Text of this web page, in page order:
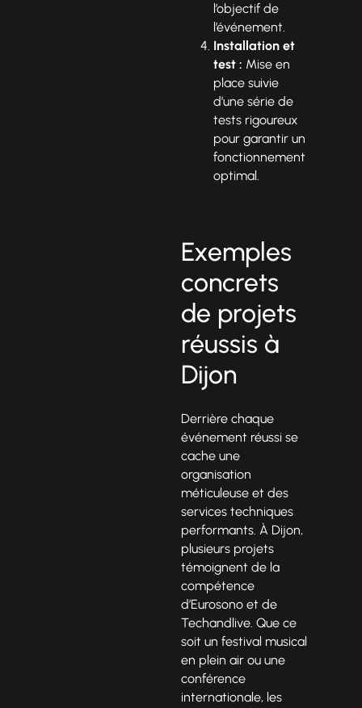
l’objectif de
l’événement.
Installation et
test : Mise en
place suivie
d’une série de
tests rigoureux
pour garantir un
fonctionnement
optimal.
Exemples
concrets
de projets
réussis à
Dijon
Derrière chaque
événement réussi se
cache une
organisation
méticuleuse et des
services techniques
performants. À Dijon,
plusieurs projets
témoignent de la
compétence
d’Eurosono et de
Techandlive. Que ce
soit un festival musical
en plein air ou une
conférence
internationale, les